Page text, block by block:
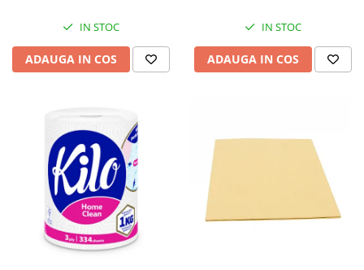
IN STOC
ADAUGA IN COS
IN STOC
ADAUGA IN COS